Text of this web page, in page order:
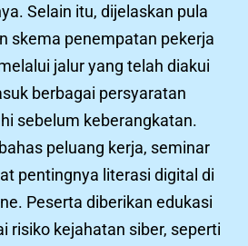
Selain itu, dijelaskan pula
skema penempatan pekerja
jalur yang telah diakui
berbagai persyaratan
sebelum keberangkatan.
peluang kerja, seminar
pentingnya literasi digital di
Peserta diberikan edukasi
risiko kejahatan siber, seperti